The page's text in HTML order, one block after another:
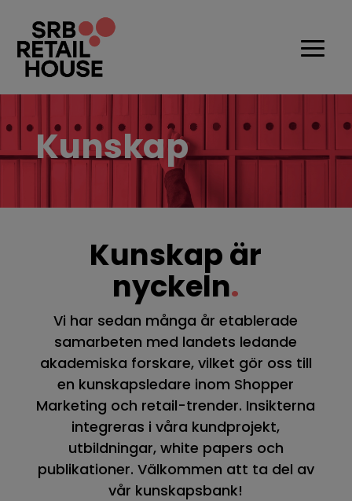
Kunskap
Kunskap är
nyckeln.
Vi har sedan många år etablerade
samarbeten med landets ledande
akademiska forskare, vilket gör oss till
en kunskapsledare inom Shopper
Marketing och retail-trender. Insikterna
integreras i våra kundprojekt,
utbildningar, white papers och
publikationer. Välkommen att ta del av
vår kunskapsbank!